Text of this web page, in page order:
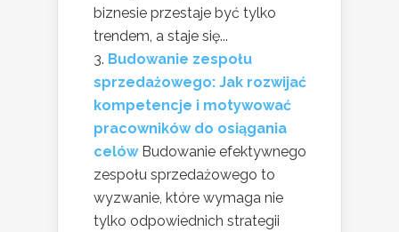
biznesie przestaje być tylko
trendem, a staje się...
Budowanie zespołu
sprzedażowego: Jak rozwijać
kompetencje i motywować
pracowników do osiągania
celów Budowanie efektywnego
zespołu sprzedażowego to
wyzwanie, które wymaga nie
tylko odpowiednich strategii